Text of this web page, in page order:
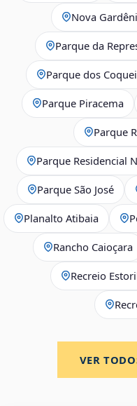
Nova
Parque da
Parque dos
Parque Piracema
Parque
Parque Residencial
Parque São José
Planalto Atibaia
Rancho Caioçara
Recreio
VER